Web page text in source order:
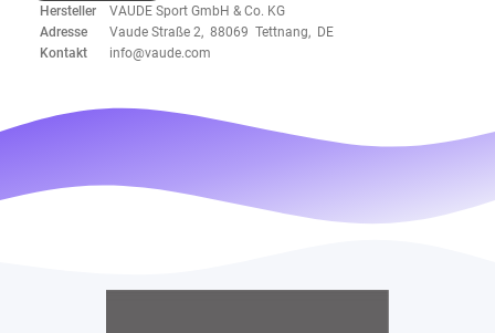
Hersteller
VAUDE Sport GmbH & Co. KG
Adresse
Vaude Straße 2, 88069 Tettnang, DE
Kontakt
info@vaude.com